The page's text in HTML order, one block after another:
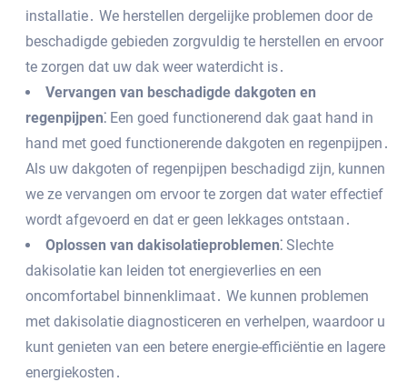
installatie․ We herstellen dergelijke problemen door de
beschadigde gebieden zorgvuldig te herstellen en ervoor
te zorgen dat uw dak weer waterdicht is․
Vervangen van beschadigde dakgoten en
regenpijpen⁚ Een goed functionerend dak gaat hand in
hand met goed functionerende dakgoten en regenpijpen․
Als uw dakgoten of regenpijpen beschadigd zijn‚ kunnen
we ze vervangen om ervoor te zorgen dat water effectief
wordt afgevoerd en dat er geen lekkages ontstaan․
Oplossen van dakisolatieproblemen⁚ Slechte
dakisolatie kan leiden tot energieverlies en een
oncomfortabel binnenklimaat․ We kunnen problemen
met dakisolatie diagnosticeren en verhelpen‚ waardoor u
kunt genieten van een betere energie-efficiëntie en lagere
energiekosten․